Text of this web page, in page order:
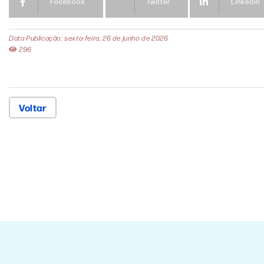
Data Publicação: sexta-feira, 26 de junho de 2026
296
Voltar